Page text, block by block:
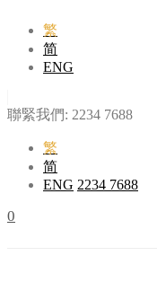
繁
简
ENG
聯緊我們: 2234 7688
繁
简
ENG 2234 7688
0